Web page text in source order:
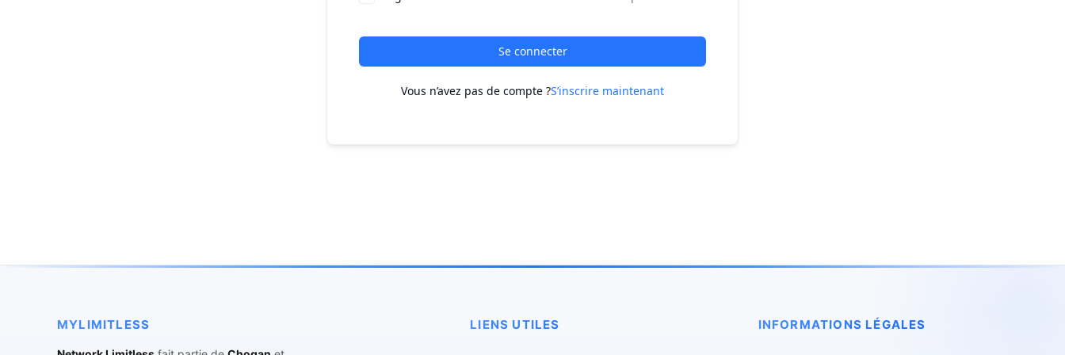
Se connecter
Vous n’avez pas de compte ?S’inscrire maintenant
MYLIMITLESS LIENS UTILES INFORMATIONS LÉGALES